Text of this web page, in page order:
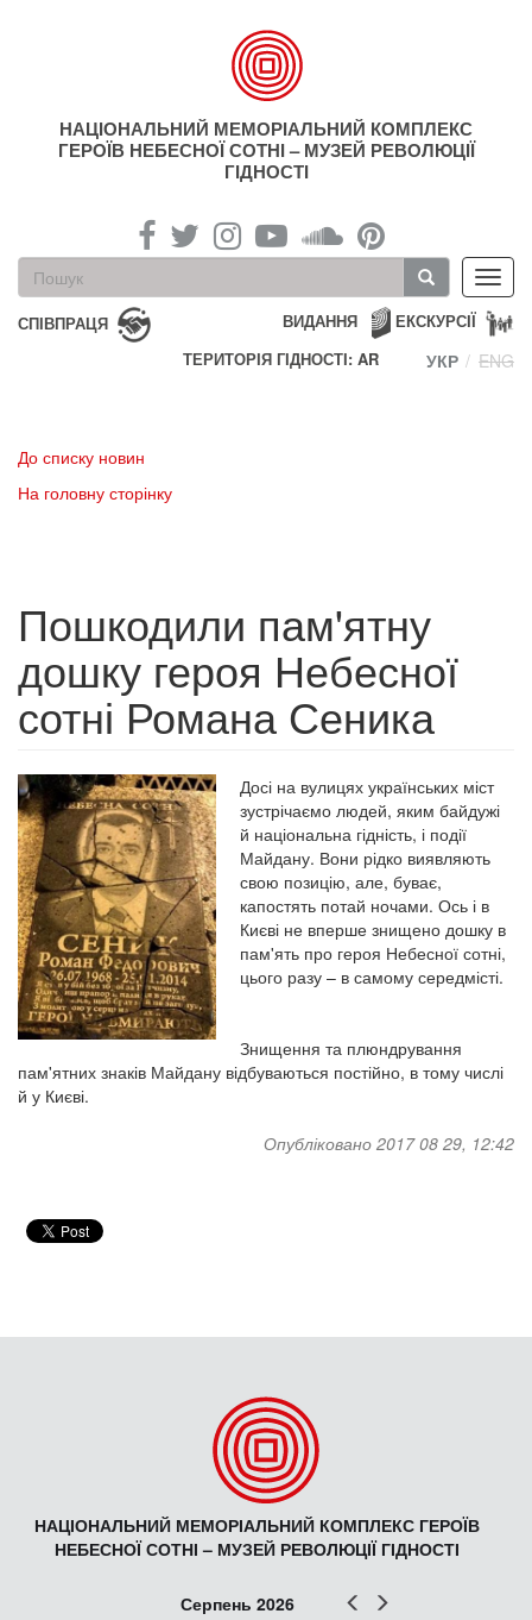
НАЦІОНАЛЬНИЙ МЕМОРІАЛЬНИЙ КОМПЛЕКС
ГЕРОЇВ НЕБЕСНОЇ СОТНІ – МУЗЕЙ РЕВОЛЮЦІЇ
ГІДНОСТІ
Пошукова
форма
Пошук
СПІВПРАЦЯ ЕКСКУРСІЇ
ВИДАННЯ
ТЕРИТОРІЯ ГІДНОСТІ: AR
УКР ENG
До списку новин
На головну сторінку
Пошкодили пам'ятну
дошку героя Небесної
сотні Романа Сеника
Досі на вулицях українських міст
зустрічаємо людей, яким байдужі
й національна гідність, і події
Майдану. Вони рідко виявляють
свою позицію, але, буває,
капостять потай ночами. Ось і в
Києві не вперше знищено дошку в
пам'ять про героя Небесної сотні,
цього разу – в самому середмісті.
Знищення та плюндрування
пам'ятних знаків Майдану відбуваються постійно, в тому числі
й у Києві.
Опубліковано 2017 08 29, 12:42
НАЦІОНАЛЬНИЙ МЕМОРІАЛЬНИЙ КОМПЛЕКС ГЕРОЇВ
НЕБЕСНОЇ СОТНІ – МУЗЕЙ РЕВОЛЮЦІЇ ГІДНОСТІ
Попер
Серпень 2026